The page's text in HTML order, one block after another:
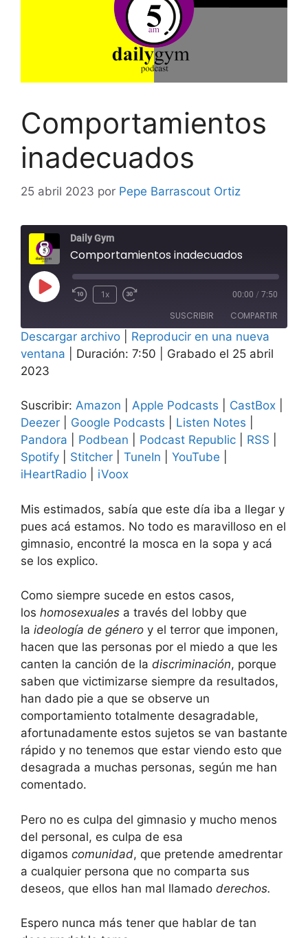
Comportamientos
inadecuados
25 abril 2023 por Pepe Barrascout Ortiz
Daily Gym
Comportamientos inadecuados
Reproducir
Rebobinar
segundos
1x
segundos
00:00 / 7:50
SUSCRIBIR COMPARTIR
Amazon Apple Podcasts
Pandora Podbean
Podcast Republic RSS
Spotify Stitcher
TuneIn
FEED RSS
COMPAR
TIR
INCRUST
AR
Descargar archivo
Reproducir en una nueva
ventana
Duración: 7:50
Grabado el 25 abril
2023
Suscribir: Amazon Apple Podcasts CastBox
Deezer
Google Podcasts Listen Notes
Pandora
Podbean Podcast Republic RSS
Spotify
Stitcher TuneIn YouTube
iHeartRadio
iVoox
Mis estimados, sabía que este día iba a llegar y
pues acá estamos. No todo es maravilloso en el
gimnasio, encontré la mosca en la sopa y acá
se los explico.
Como siempre sucede en estos casos,
los homosexuales a través del lobby que
la ideología de género y el terror que imponen,
hacen que las personas por el miedo a que les
canten la canción de la discriminación, porque
saben que victimizarse siempre da resultados,
han dado pie a que se observe un
comportamiento totalmente desagradable,
afortunadamente estos sujetos se van bastante
rápido y no tenemos que estar viendo esto que
desagrada a muchas personas, según me han
comentado.
Pero no es culpa del gimnasio y mucho menos
del personal, es culpa de esa
digamos comunidad, que pretende amedrentar
a cualquier persona que no comparta sus
deseos, que ellos han mal llamado derechos.
Espero nunca más tener que hablar de tan